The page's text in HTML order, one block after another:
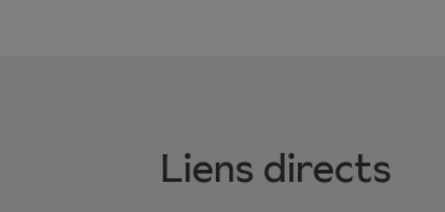
Liens directs